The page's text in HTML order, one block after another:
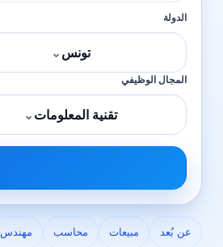
الدولة
تونس ⌄
المجال الوظيفي
تقنية المعلومات ⌄
عن بُعد مبيعات محاسب مهندس